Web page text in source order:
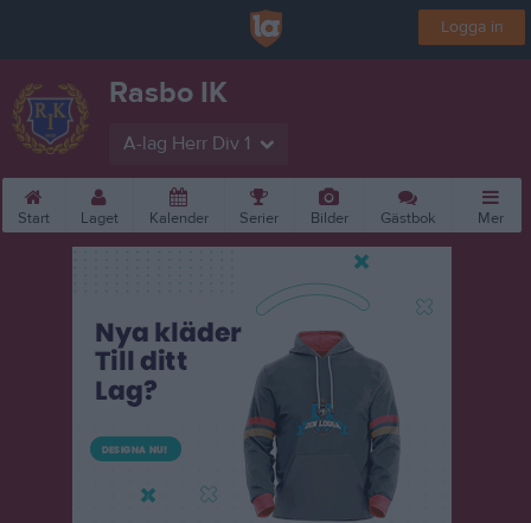
Logga in
Rasbo IK
A-lag Herr Div 1
Start Laget Kalender Serier Bilder Gästbok Mer